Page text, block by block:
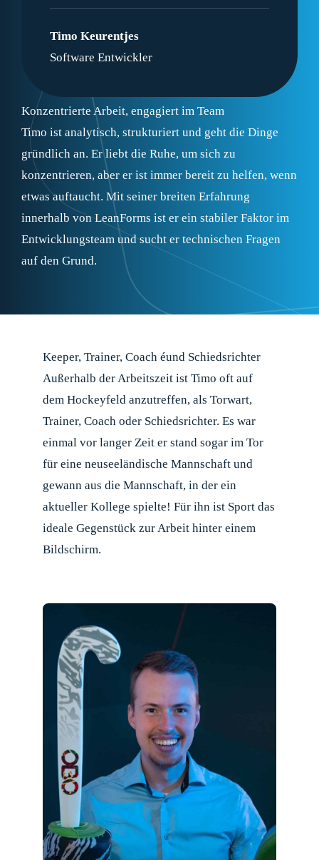
Timo Keurentjes
Software Entwickler
Konzentrierte Arbeit, engagiert im Team
Timo ist analytisch, strukturiert und geht die Dinge
gründlich an. Er liebt die Ruhe, um sich zu
konzentrieren, aber er ist immer bereit zu helfen, wenn
etwas auftaucht. Mit seiner breiten Erfahrung
innerhalb von LeanForms ist er ein stabiler Faktor im
Entwicklungsteam undsucht er technischen Fragen
auf den Grund.
Keeper, Trainer, Coach éund Schiedsrichter
Außerhalb der Arbeitszeit ist Timo oft auf
dem Hockeyfeld anzutreffen, als Torwart,
Trainer, Coach oder Schiedsrichter. Es war
einmal vor langer Zeit er stand sogar im Tor
für eine neuseeländische Mannschaft und
gewann aus die Mannschaft, in der ein
aktueller Kollege spielte! Für ihn ist Sport das
ideale Gegenstück zur Arbeit hinter einem
Bildschirm.